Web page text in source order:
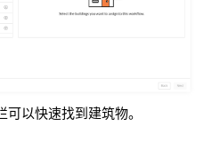
以快速找到建筑物。